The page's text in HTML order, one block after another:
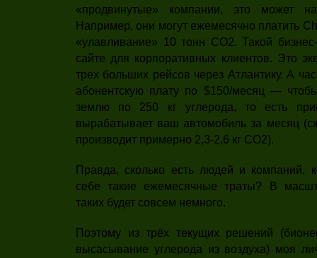
«продвинутые» компании, это может
Например, они могут ежемесячно платить
«улавливание» 10 тонн CO2. Такой
сайте для корпоративных клиентов. Это
трех больших рейсов через Атлантику. А
абонентскую плату по $150/месяц —
землю по 250 кг углерода, то есть
вырабатывает ваш автомобиль за месяц
производит примерно 2,3-2,6 кг CO2).
Правда, сколько есть людей и компаний,
себе такие ежемесячные траты? В
таких будет совсем немного.
Поэтому из трёх текущих решений
высасывание углерода из воздуха) моя